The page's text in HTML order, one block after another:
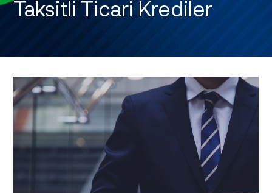
Taksitli Ticari Krediler